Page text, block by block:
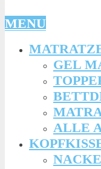
MENU
GEL
ALLE